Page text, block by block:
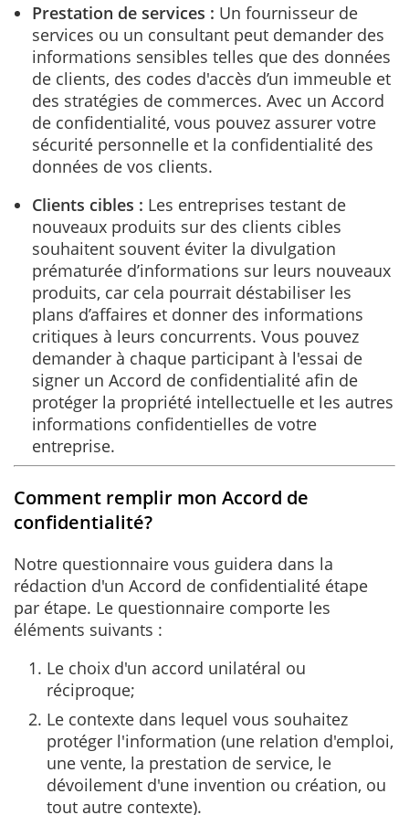
Prestation de services : Un fournisseur de
services ou un consultant peut demander des
informations sensibles telles que des données
de clients, des codes d'accès d’un immeuble et
des stratégies de commerces. Avec un Accord
de confidentialité, vous pouvez assurer votre
sécurité personnelle et la confidentialité des
données de vos clients.
Clients cibles : Les entreprises testant de
nouveaux produits sur des clients cibles
souhaitent souvent éviter la divulgation
prématurée d’informations sur leurs nouveaux
produits, car cela pourrait déstabiliser les
plans d’affaires et donner des informations
critiques à leurs concurrents. Vous pouvez
demander à chaque participant à l'essai de
signer un Accord de confidentialité afin de
protéger la propriété intellectuelle et les autres
informations confidentielles de votre
entreprise.
Comment remplir mon Accord de
confidentialité?
Notre questionnaire vous guidera dans la
rédaction d'un Accord de confidentialité étape
par étape. Le questionnaire comporte les
éléments suivants :
Le choix d'un accord unilatéral ou
réciproque;
Le contexte dans lequel vous souhaitez
protéger l'information (une relation d'emploi,
une vente, la prestation de service, le
dévoilement d'une invention ou création, ou
tout autre contexte).